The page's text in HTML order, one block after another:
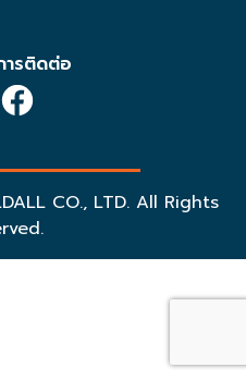
ารติดต่อ
CO., LTD. All Rights